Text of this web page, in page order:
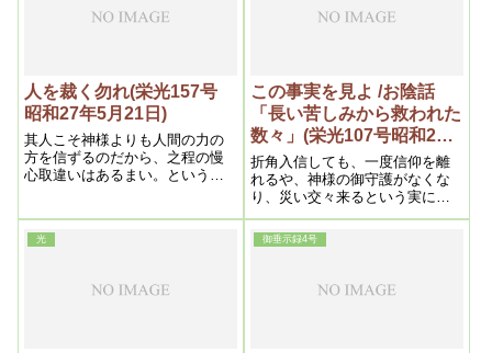
くて困るから、ならせよう、な
人を裁く勿れ(栄光157号
昭和27年5月21日)
其人こそ神様よりも人間の力の
方を信ずるのだから、之程の慢
心取違いはあるまい。というよ
様は最初其人を覚らせるべく御
ない時は命迄召上げられる事が
よくある。
この事実を見よ /お陰話
「長い苦しみから救われた
数々」(栄光107号昭和26
年6月6日)
折角入信しても、一度信仰を離
れるや、神様の御守護がなくな
り、災い交々来るという実にい
い実例である。又現代医学が如
何に無効果である処か、反って
悪化させるという事実である。
が付かないのである
光 御垂示録4号